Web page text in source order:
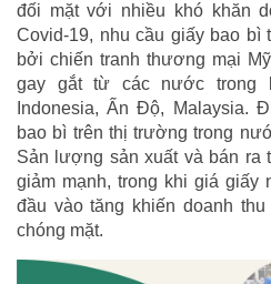
đối mặt với nhiều khó khăn
Covid-19, nhu cầu giấy bao bì
bởi chiến tranh thương mại
gay gắt từ các nước trong
Indonesia, Ấn Độ, Malaysia.
bao bì trên thị trường trong
Sản lượng sản xuất và bán ra
giảm mạnh, trong khi giá giấy
đầu vào tăng khiến doanh
chóng mặt.